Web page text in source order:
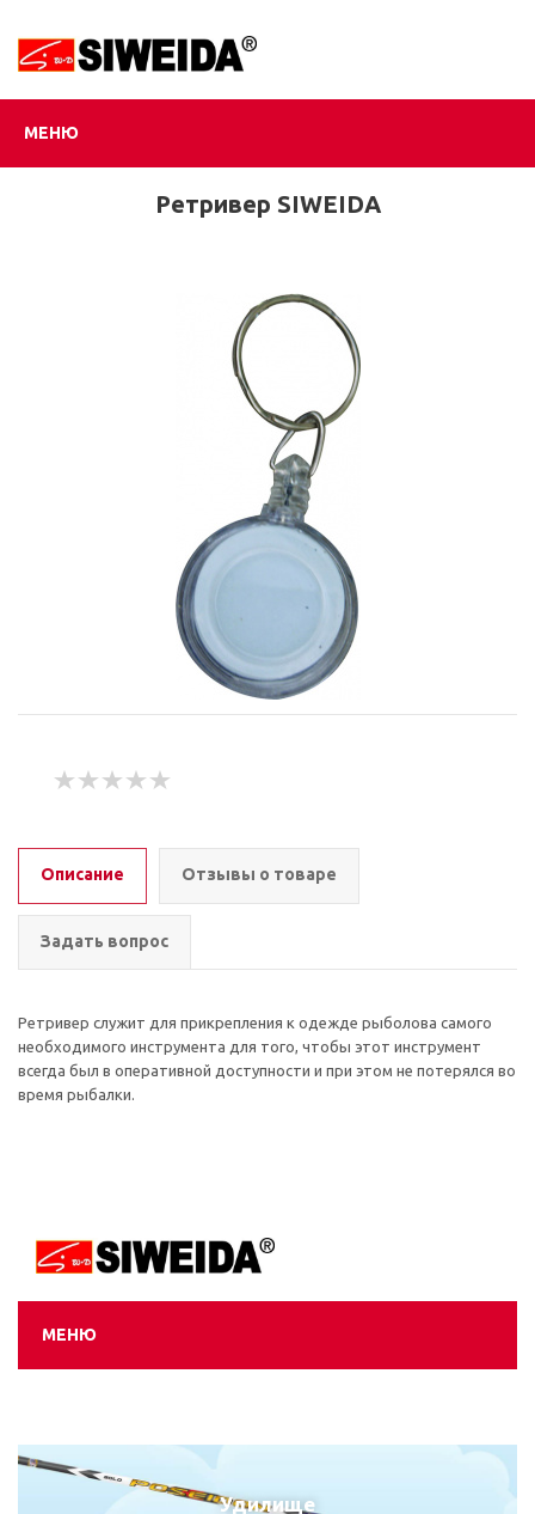
МЕНЮ
Ретривер SIWEIDA
Описание Отзывы о товаре
Задать вопрос
Ретривер служит для прикрепления к одежде рыболова самого
необходимого инструмента для того, чтобы этот инструмент
всегда был в оперативной доступности и при этом не потерялся во
время рыбалки.
МЕНЮ
Удилище